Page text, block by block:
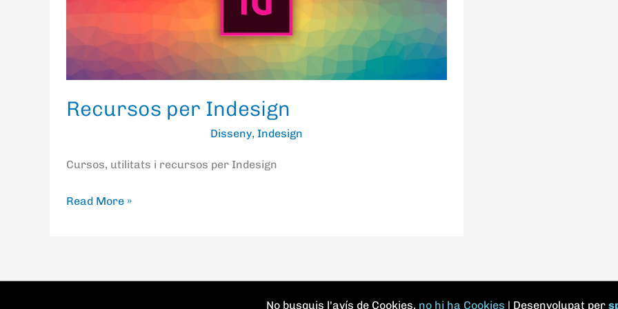
Recursos per Indesign
Disseny, Indesign
Cursos, utilitats i recursos per Indesign
Read More »
No busquis l'avís de Cookies, no hi ha Cookies | Desenvolupat per